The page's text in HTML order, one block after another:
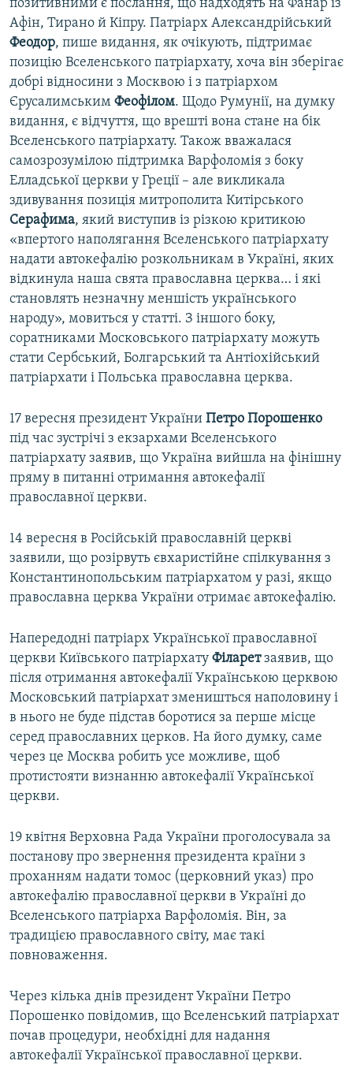
позитивними є послання, що надходять на Фанар із
Афін, Тирано й Кіпру. Патріарх Александрійський
Феодор, пише видання, як очікують, підтримає
позицію Вселенського патріархату, хоча він зберігає
добрі відносини з Москвою і з патріархом
Єрусалимським Феофілом. Щодо Румунії, на думку
видання, є відчуття, що врешті вона стане на бік
Вселенського патріархату. Також вважалася
самозрозумілою підтримка Варфоломія з боку
Елладської церкви у Греції – але викликала
здивування позиція митрополита Китірського
Серафима, який виступив із різкою критикою
«впертого наполягання Вселенського патріархату
надати автокефалію розкольникам в Україні, яких
відкинула наша свята православна церква… і які
становлять незначну меншість українського
народу», мовиться у статті. З іншого боку,
соратниками Московського патріархату можуть
стати Сербський, Болгарський та Антіохійський
патріархати і Польська православна церква.
17 вересня президент України Петро Порошенко
під час зустрічі з екзархами Вселенського
патріархату заявив, що Україна вийшла на фінішну
пряму в питанні отримання автокефалії
православної церкви.
14 вересня в Російській православній церкві
заявили, що розірвуть євхаристійне спілкування з
Константинопольським патріархатом у разі, якщо
православна церква України отримає автокефалію.
Напередодні патріарх Української православної
церкви Київського патріархату Філаретзаявив, що
після отримання автокефалії Українською церквою
Московський патріархат зменишться наполовину і
в нього не буде підстав боротися за перше місце
серед православних церков. На його думку, саме
через це Москва робить усе можливе, щоб
протистояти визнанню автокефалії Української
церкви.
19 квітня Верховна Рада України проголосувала за
постанову про звернення президента країни з
проханням надати томос (церковний указ) про
автокефалію православної церкви в Україні до
Вселенського патріарха Варфоломія. Він, за
традицією православного світу, має такі
повноваження.
Через кілька днів президент України Петро
Порошенко повідомив, що Вселенський патріархат
почав процедури, необхідні для надання
автокефалії Української православної церкви.